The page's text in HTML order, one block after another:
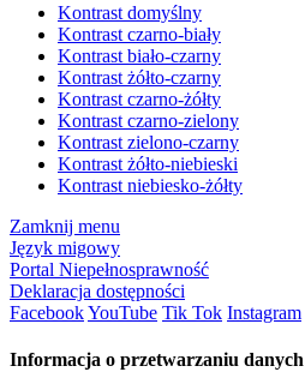
Kontrast domyślny
Kontrast czarno-biały
Kontrast biało-czarny
Kontrast żółto-czarny
Kontrast czarno-żółty
Kontrast czarno-zielony
Kontrast zielono-czarny
Kontrast żółto-niebieski
Kontrast niebiesko-żółty
Zamknij menu
Język migowy
Portal Niepełnosprawność
Deklaracja dostępności
FacebookYouTube Tik Tok Instagram
Informacja o przetwarzaniu danych